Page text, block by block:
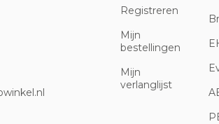
Registreren
Mijn
bestellingen
Mijn
verlanglijst